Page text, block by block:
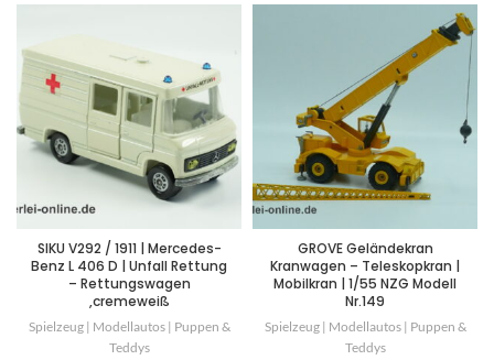
SIKU V292 / 1911 | Mercedes-
Benz L 406 D | Unfall Rettung
– Rettungswagen
,cremeweiß
Spielzeug | Modellautos | Puppen &
Teddys
GROVE Geländekran
Kranwagen – Teleskopkran |
Mobilkran | 1/55 NZG Modell
Nr.149
Spielzeug | Modellautos | Puppen &
Teddys